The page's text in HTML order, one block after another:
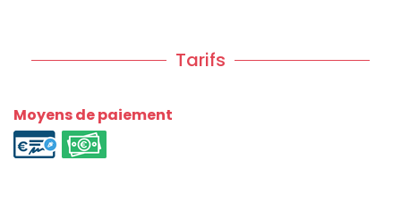
Tarifs
Moyens de paiement